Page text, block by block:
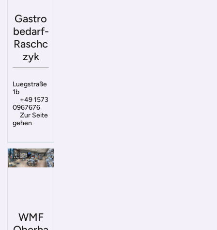
Gastro
bedarf-
Raschc
zyk
Luegstraße
1b
+49 1573
0967676
Zur Seite
gehen
WMF